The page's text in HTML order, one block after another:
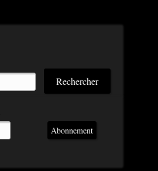
Abonnement